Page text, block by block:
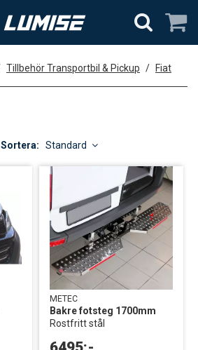
Tillbehör Transportbil & Pickup Fiat
METEC
Bakre fotsteg 1700mm
Rostfritt stål
Sortera: Standard